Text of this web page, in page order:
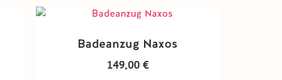
Badeanzug Naxos
149,00 €